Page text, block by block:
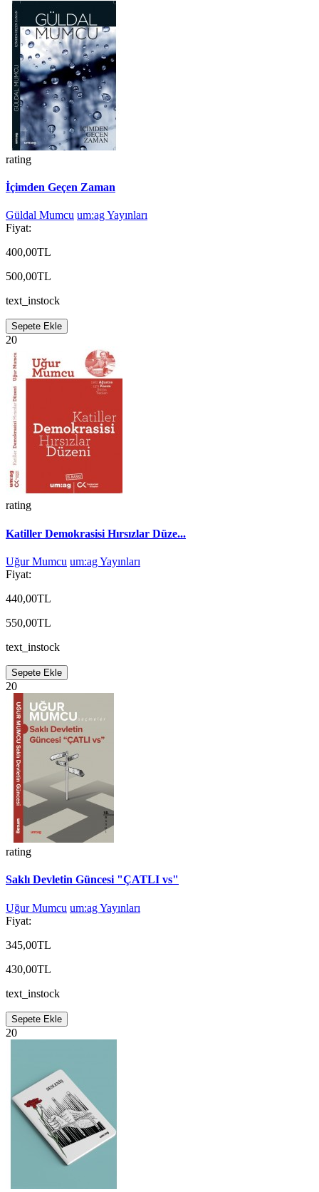
rating
İçimden Geçen Zaman
Güldal Mumcu um:ag Yayınları
Fiyat:
400,00TL
500,00TL
text_instock
Sepete Ekle
20
rating
Katiller Demokrasisi Hırsızlar Düze...
Uğur Mumcu um:ag Yayınları
Fiyat:
440,00TL
550,00TL
text_instock
Sepete Ekle
20
rating
Saklı Devletin Güncesi "ÇATLI vs"
Uğur Mumcu um:ag Yayınları
Fiyat:
345,00TL
430,00TL
text_instock
Sepete Ekle
20